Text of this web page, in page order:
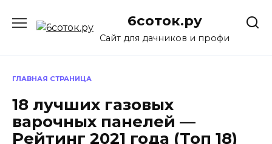
содержанию
6соток.ру
Сайт для дачников и профи
ГЛАВНАЯ СТРАНИЦА
18 лучших газовых
варочных панелей —
Рейтинг 2021 года (Топ 18)